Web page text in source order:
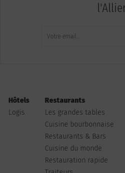
Hôtels
Logis
Restaurants
Les grandes tables
Cuisine bourbonnaise
Restaurants & Bars
Cuisine du monde
Restauration rapide